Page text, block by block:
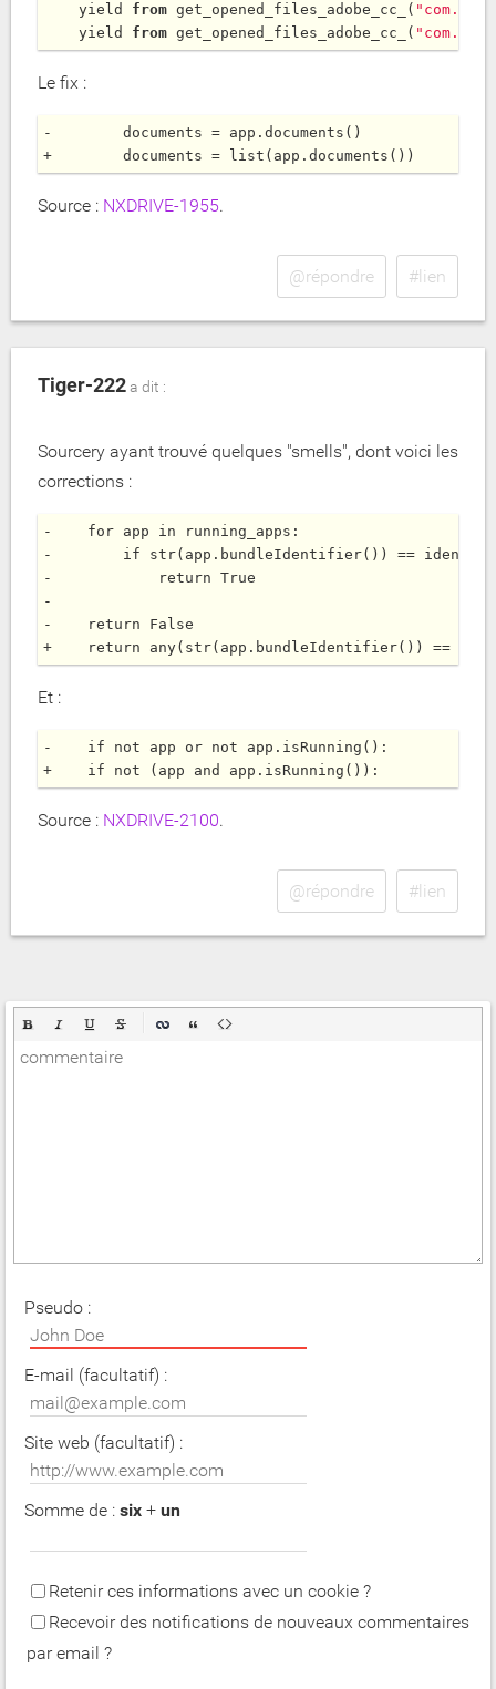
    yield
from get_opened_files_adobe_cc_ (
    yield
from get_opened_files_adobe_cc_ (
Le fix :
-        documents = app.documents()
Source : NXDRIVE-1955.
@répondre #lien
Tiger-222a dit :
Sourcery ayant trouvé quelques "smells", dont voici les
corrections :
-    for app in running_apps:
-        if str(app.bundleIdentifier()) ==
-            return True
-
-    return False
Et :
-    if not app or not app.isRunning():
Source : NXDRIVE-2100.
@répondre #lien
Pseudo :
E-mail (facultatif) :
Site web (facultatif) :
Somme de : six + un
Retenir ces informations avec un cookie ?
Recevoir des notifications de nouveaux commentaires
par email ?